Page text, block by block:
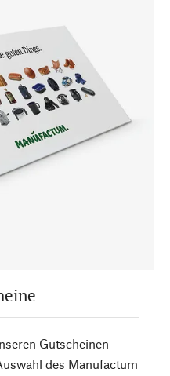
Gutscheinen
des Manufactum